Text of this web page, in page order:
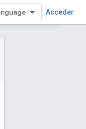
Acceder